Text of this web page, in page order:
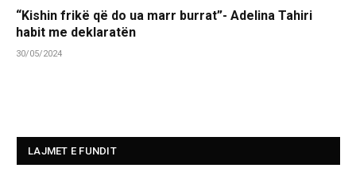
“Kishin frikë që do ua marr burrat”- Adelina Tahiri
habit me deklaratën
30/05/2024
LAJMET E FUNDIT